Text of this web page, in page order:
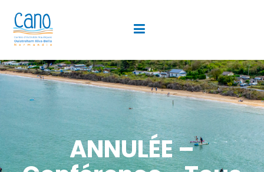
ANNULÉE –